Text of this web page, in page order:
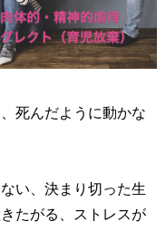
死んだように動かな
い、決まり切った生
たがる、ストレスが